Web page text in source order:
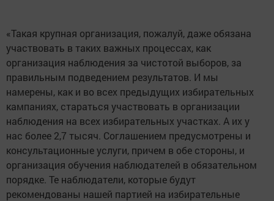
«Такая крупная организация, пожалуй, даже обязана
участвовать в таких важных процессах, как
организация наблюдения за чистотой выборов, за
правильным подведением результатов. И мы
намерены, как и во всех предыдущих избирательных
кампаниях, стараться участвовать в организации
наблюдения на всех избирательных участках. А их у
нас более 2,7 тысяч. Соглашением предусмотрены и
консультационные услуги, причем в обе стороны, и
организация обучения наблюдателей в обязательном
порядке. Те наблюдатели, которые будут
рекомендованы нашей партией на избирательные